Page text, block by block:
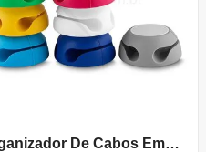
Organizador De Cabos Emborrachado